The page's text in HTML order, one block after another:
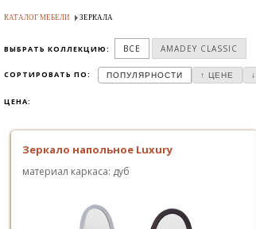
КАТАЛОГ МЕБЕЛИ ЗЕРКАЛА
ВЫБРАТЬ КОЛЛЕКЦИЮ: ВСЕ AMADEY CLASSIC
СОРТИРОВАТЬ ПО: ПОПУЛЯРНОСТИ ↑ ЦЕНЕ
ЦЕНА:
Зеркало напольное Luxury
материал каркаса: дуб